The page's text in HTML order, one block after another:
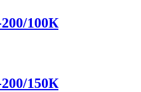
100К
150К